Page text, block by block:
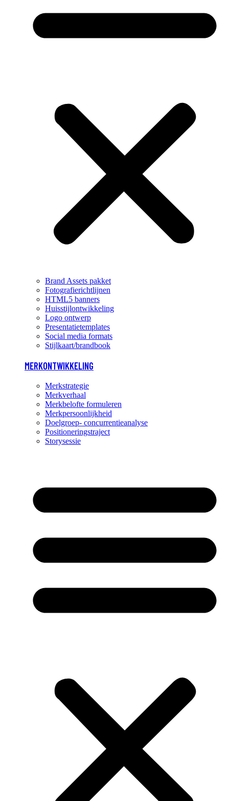
Brand Assets pakket
Fotografierichtlijnen
HTML5 banners
Huisstijlontwikkeling
Logo ontwerp
Presentatietemplates
Social media formats
Stijlkaart/brandbook
MERKONTWIKKELING
Merkstrategie
Merkverhaal
Merkbelofte formuleren
Merkpersoonlijkheid
Doelgroep- concurrentieanalyse
Positioneringstraject
Storysessie